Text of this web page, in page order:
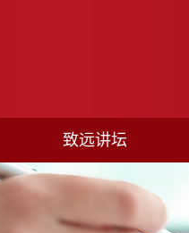
致远讲坛